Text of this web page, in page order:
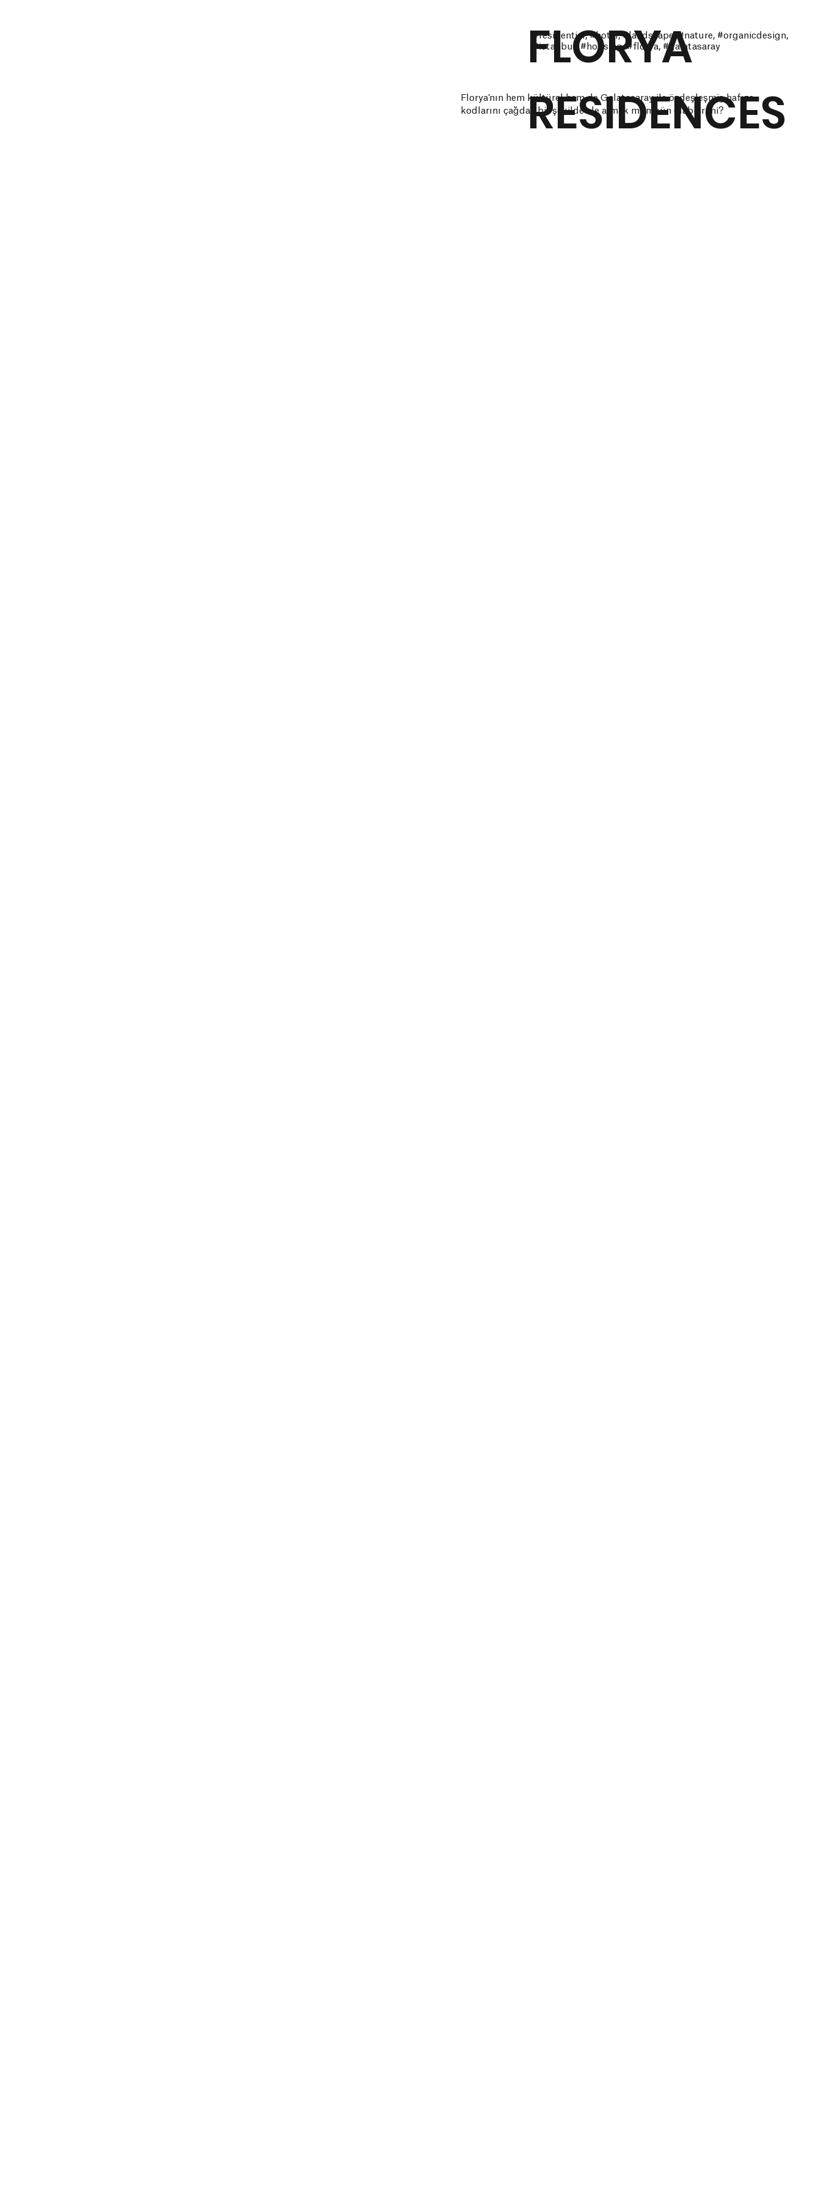
Florya’nın hem kültürel hem de Galatasaray ile özdeşleşmiş hafıza
kodlarını çağdaş bir şekilde ele almak mümkün olabilir mi?
FLORYA
RESIDENCES
#residential, #hotel, #landscape, #nature, #organicdesign,
#istanbul, #housing, #florya, #galatasaray